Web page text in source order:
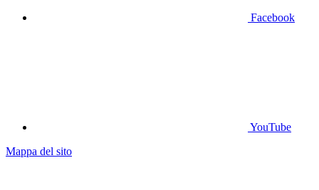
Facebook
YouTube
Mappa del sito